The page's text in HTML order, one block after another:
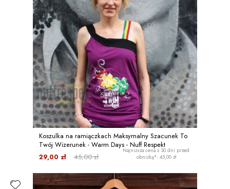
Koszulka na ramiączkach Maksymalny Szacunek To
Twój Wizerunek - Warm Days - Nuff Respekt
45,00 zł
29,00 zł
Najniższa cena z 30 dni przed
obniżką*: 45,00 zł